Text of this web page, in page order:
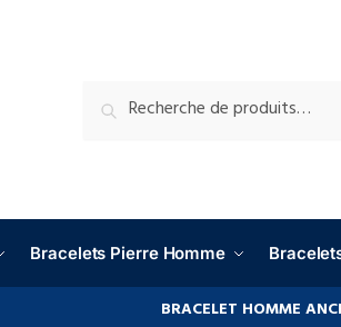
Bracelets Pierre Homme
BRACELET HOMME